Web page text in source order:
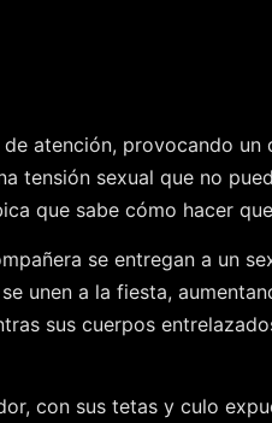
atención, provocando
tensión sexual que no
que sabe cómo hacer
se entregan a un
unen a la fiesta,
sus cuerpos
con sus tetas y culo